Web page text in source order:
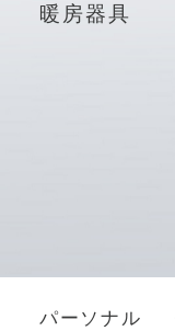
暖房器具
パーソナル